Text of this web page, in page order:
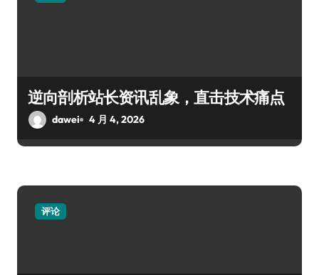
逆向剖析站长资讯乱象，直击技术痛点
dawei 4 月 4, 2026
评论